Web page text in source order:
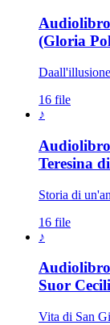
(Gloria
16 file
♪
Teresina
Storia di
16 file
♪
Suor
Vita di San